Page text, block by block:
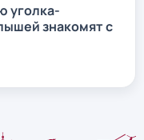
уголка-
знакомят с